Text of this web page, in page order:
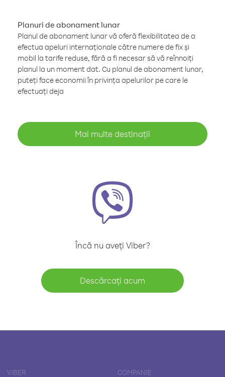
Planuri de abonament lunar
Planul de abonament lunar vă oferă flexibilitatea de a
efectua apeluri internaționale către numere de fix și
mobil la tarife reduse, fără a fi necesar să vă reînnoiți
planul la un moment dat. Cu planul de abonament lunar,
puteți face economii în privința apelurilor pe care le
efectuați deja
Mai multe destinații
Încă nu aveți Viber?
Descărcați acum
VIBER COMPANIE